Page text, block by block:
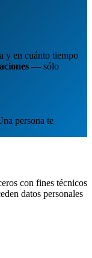
y en cuánto tiempo
— sólo
persona te
con fines técnicos
datos personales